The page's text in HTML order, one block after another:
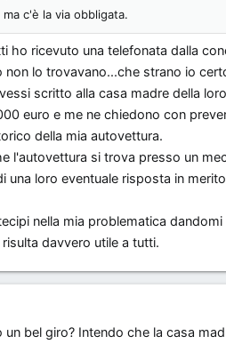
ma c'è la via obbligata.
ho ricevuto una telefonata dalla
lo trovavano...che strano io
scritto alla casa madre della
euro e me ne chiedono con
della mia autovettura.
l'autovettura si trova presso un
loro eventuale risposta in
nella mia problematica
davvero utile a tutti.
bel giro? Intendo che la casa